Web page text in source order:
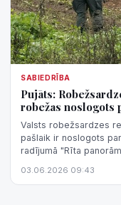
SABIEDRĪBA
Pujāts:
robežas noslogots
Valsts robežsardzes
pašlaik ir noslogots
radījumā "Rīta
03.06.2026 09:43